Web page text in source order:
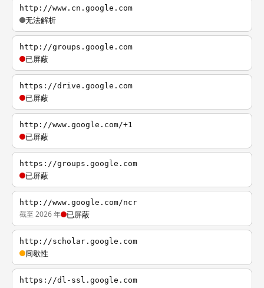
http://www.cn.google.com
无法解析
http://groups.google.com
已屏蔽
https://drive.google.com
已屏蔽
http://www.google.com/+1
已屏蔽
https://groups.google.com
已屏蔽
http://www.google.com/ncr
截至 2026 年 已屏蔽
http://scholar.google.com
间歇性
https://dl-ssl.google.com